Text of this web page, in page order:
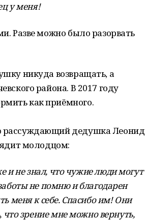
у меня!
Разве можно было разорвать
никуда возвращать, а
района. В 2017 году
как приёмного.
рассуждающий дедушка Леонид
молодцом:
и не знал, что чужие люди могут
не помню и благодарен
меня к себе. Спасибо им! Они
что зрение мне можно вернуть,